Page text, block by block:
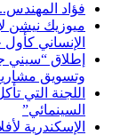
فؤاد
ميوزيك نيشن
الإنساني
إطلاق “سيني
وتسويق
اللجنة التي
السينمائي”
الإسكندرية